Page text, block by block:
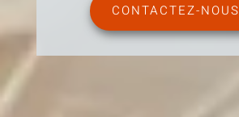
CONTACTEZ-NOUS